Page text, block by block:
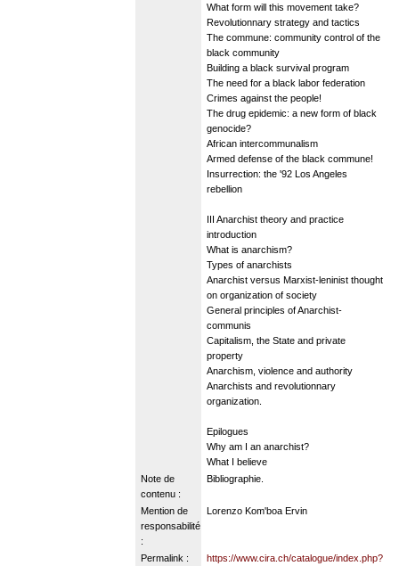
What form will this movement take?
Revolutionnary strategy and tactics
The commune: community control of the
black community
Building a black survival program
The need for a black labor federation
Crimes against the people!
The drug epidemic: a new form of black
genocide?
African intercommunalism
Armed defense of the black commune!
Insurrection: the '92 Los Angeles
rebellion
III Anarchist theory and practice
introduction
What is anarchism?
Types of anarchists
Anarchist versus Marxist-leninist thought
on organization of society
General principles of Anarchist-
communis
Capitalism, the State and private
property
Anarchism, violence and authority
Anarchists and revolutionnary
organization.
Epilogues
Why am I an anarchist?
What I believe
Note de
contenu :
Bibliographie.
Mention de
responsabilité
:
Lorenzo Kom'boa Ervin
Permalink :
https://www.cira.ch/catalogue/index.php?